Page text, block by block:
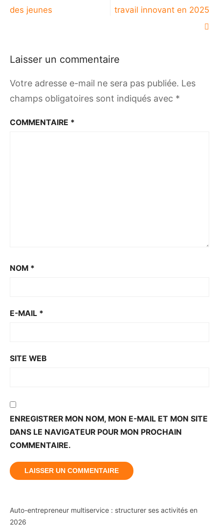
des jeunes
travail innovant en 2025
Laisser un commentaire
Votre adresse e-mail ne sera pas publiée. Les
champs obligatoires sont indiqués avec *
COMMENTAIRE *
NOM *
E-MAIL *
SITE WEB
ENREGISTRER MON NOM, MON E-MAIL ET MON SITE
DANS LE NAVIGATEUR POUR MON PROCHAIN
COMMENTAIRE.
Auto-entrepreneur multiservice : structurer ses activités en
2026